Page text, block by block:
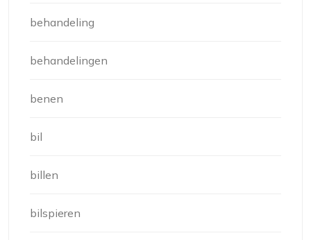
behandeling
behandelingen
benen
bil
billen
bilspieren